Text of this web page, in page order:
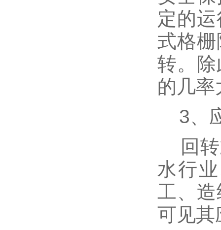
定的
式格
转。
的几
3、
回转
水行
工、
可见其